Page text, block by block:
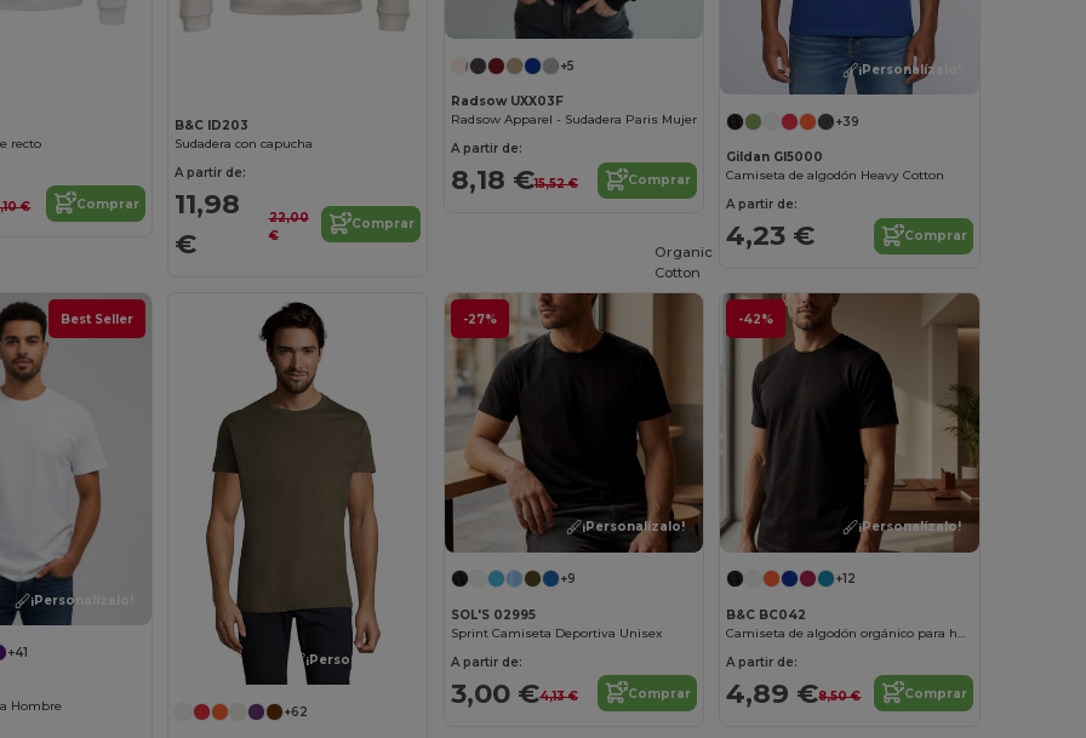
recto
€ Comprar
B&C ID203
Sudadera con capucha
A partir de:
11,98
€
22,00
€
Comprar
+5
Radsow UXX03F
Radsow Apparel - Sudadera Paris Mujer
A partir de:
8,18 €15,52 € Comprar
¡Personalízalo!
+39
Gildan GI5000
Camiseta de algodón Heavy Cotton
A partir de:
4,23 € Comprar
Best Seller
¡Personalízalo!
+41
Hombre
¡Personalízalo!
+62
-27%
¡Personalízalo!
+9
SOL'S 02995
Sprint Camiseta Deportiva Unisex
A partir de:
3,00 €4,13 € Comprar
-42%
Organic
Cotton
¡Personalízalo!
+12
B&C BC042
Camiseta de algodón orgánico para hombre
A partir de:
4,89 €8,50 € Comprar